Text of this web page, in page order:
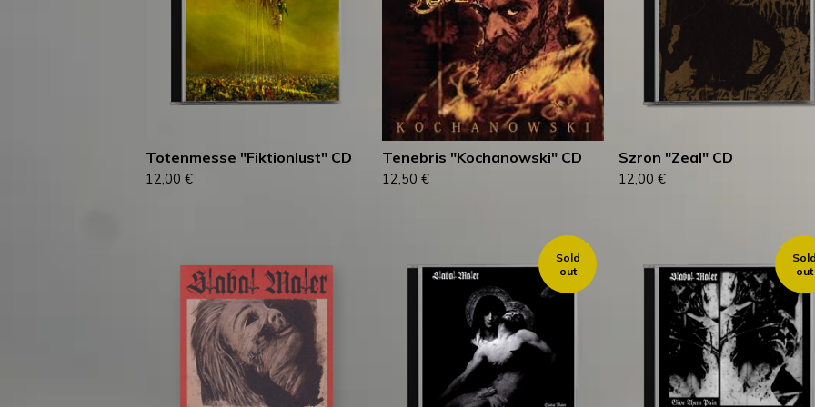
Totenmesse "Fiktionlust" CD
12,00 €
Tenebris "Kochanowski" CD
12,50 €
Szron "Zeal" CD
12,00 €
Sold
out
out